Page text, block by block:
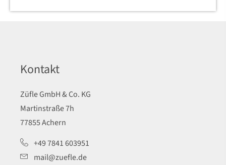
Kontakt
Züfle GmbH & Co. KG
Martinstraße 7h
77855 Achern
+49 7841 603951
mail@zuefle.de